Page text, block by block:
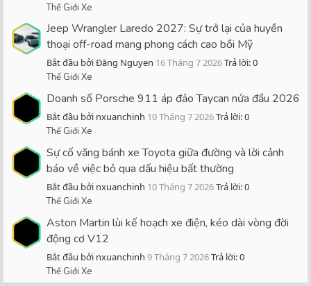
Thế Giới Xe
Jeep Wrangler Laredo 2027: Sự trở lại của huyền
thoại off-road mang phong cách cao bồi Mỹ
Bắt đầu bởi Đăng Nguyen 16 Tháng 7 2026Trả lời: 0
Thế Giới Xe
Doanh số Porsche 911 áp đảo Taycan nửa đầu 2026
Bắt đầu bởi nxuanchinh 10 Tháng 7 2026Trả lời: 0
Thế Giới Xe
Sự cố văng bánh xe Toyota giữa đường và lời cảnh
báo về việc bỏ qua dấu hiệu bất thường
Bắt đầu bởi nxuanchinh 10 Tháng 7 2026Trả lời: 0
Thế Giới Xe
Aston Martin lùi kế hoạch xe điện, kéo dài vòng đời
động cơ V12
Bắt đầu bởi nxuanchinh 9 Tháng 7 2026Trả lời: 0
Thế Giới Xe